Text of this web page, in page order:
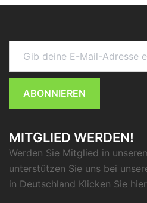
Gib deine E-Mail-Adresse ein ...
ABONNIEREN
MITGLIED WERDEN!
Werden Sie Mitglied in
unterstützen Sie uns bei
in Deutschland Klicken Sie hier